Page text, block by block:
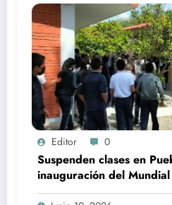
Editor 0
Suspenden clases en
inauguración del